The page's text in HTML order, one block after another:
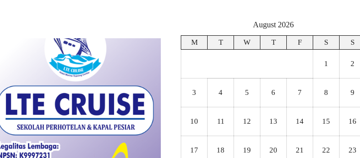
August 2026
M T W T F S S
1 2
3 4 5 6 7 8 9
10 11 12 13 14 15 16
17 18 19 20 21 22 23